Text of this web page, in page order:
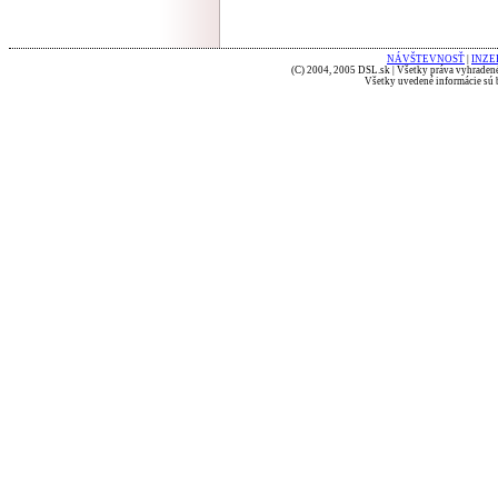
NÁVŠTEVNOSŤ
(C) 2004, 2005 DSL.sk | Všetky práva
Všetky uvedené informácie sú